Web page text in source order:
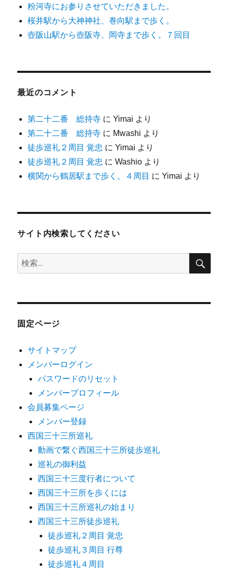
粉河寺にお参りさせていただきました。
桜井駅から大神神社、巻向駅まで歩く。
壺阪山駅から壺阪寺、岡寺まで歩く。７回目
最近のコメント
第二十二番 総持寺 にYimai より
第二十二番 総持寺 に Mwashi より
徒歩巡礼２周目 覚忠 にYimai より
徒歩巡礼２周目 覚忠 にWashio より
横関から鶴居駅まで歩く。４周目 にYimai より
サイト内検索してください
検
索:
検
固定ページ
サイトマップ
メンバーログイン
パスワードのリセット
メンバープロフィール
会員募集ページ
メンバー登録
西国三十三所巡礼
動画で繋ぐ西国三十三所徒歩巡礼
巡礼の御利益
西国三十三度行者について
西国三十三所を歩くには
西国三十三所巡礼の始まり
西国三十三所徒歩巡礼
徒歩巡礼２周目 覚忠
徒歩巡礼３周目 行尊
徒歩巡礼４周目